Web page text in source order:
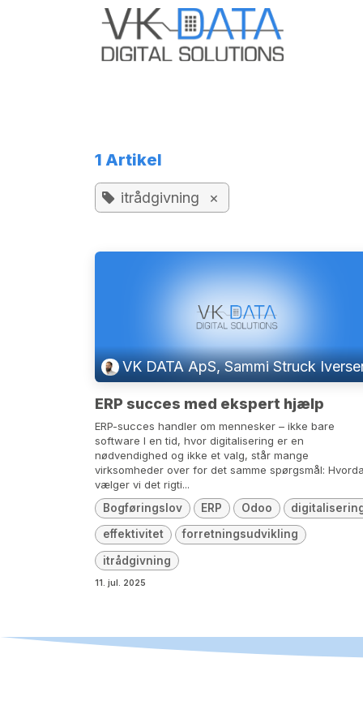
1 Artikel
itrådgivning ×
VK DATA ApS, Sammi Struck
ERP succes med ekspert hjælp
ERP-succes handler om mennesker – ikke bare
software I en tid, hvor digitalisering er en
nødvendighed og ikke et valg, står mange
virksomheder over for det samme spørgsmål:
vælger vi det rigti...
Bogføringslov
ERP Odoo
effektivitet forretningsudvikling
itrådgivning
11. jul. 2025